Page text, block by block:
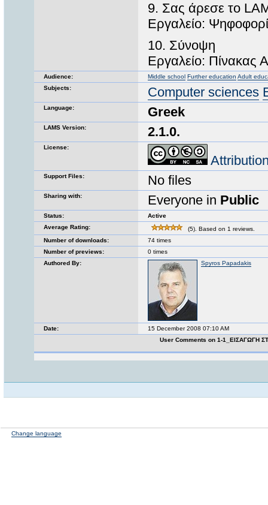
9. Σας άρεσε το
Εργαλείο:
10. Σύνοψη
Εργαλείο: Πίνακας
Audience: Middle school Further education Adult
Subjects:
Computer sciences
Language: Greek
LAMS Version: 2.1.0.
License:
Support Files: No files
Sharing with: Everyone in Public
Status:
Active
Average Rating:
(5). Based on 1 reviews.
Number of downloads:
74 times
Number of previews:
0 times
Authored By:
Spyros Papadakis
Date:
15 December 2008 07:10 AM
User Comments on 1-1_ΕΙΣΑΓΩΓΗ
Change language